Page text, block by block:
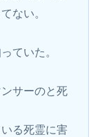
ない。
ていた。
サーのと死
る死霊に害